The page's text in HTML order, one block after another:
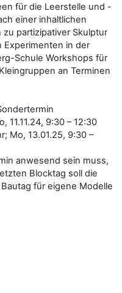
für die Leerstelle und -
einer inhaltlichen
partizipativer Skulptur
Experimenten in der
Schule Workshops für
an Terminen
11.11.24, 9:30 – 12:30
Mo, 13.01.25, 9:30 –
anwesend sein muss,
Blocktag soll die
für eigene Modelle